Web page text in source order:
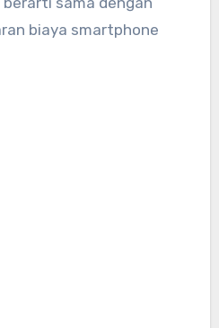
biaya smartphone